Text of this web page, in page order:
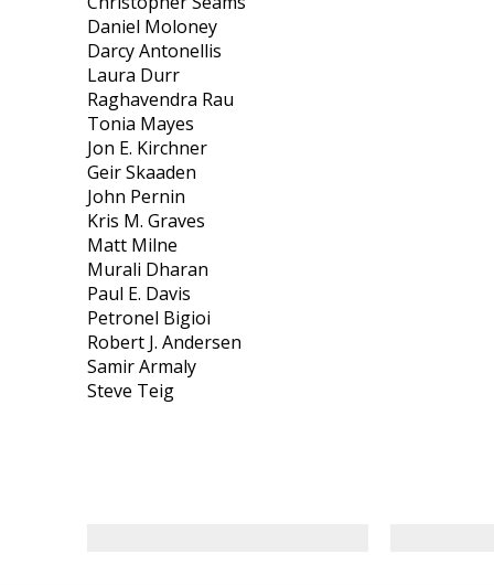
Daniel Moloney
Darcy Antonellis
Laura Durr
Raghavendra Rau
Tonia Mayes
Jon E. Kirchner
Geir Skaaden
John Pernin
Kris M. Graves
Matt Milne
Murali Dharan
Paul E. Davis
Petronel Bigioi
Robert J. Andersen
Samir Armaly
Steve Teig